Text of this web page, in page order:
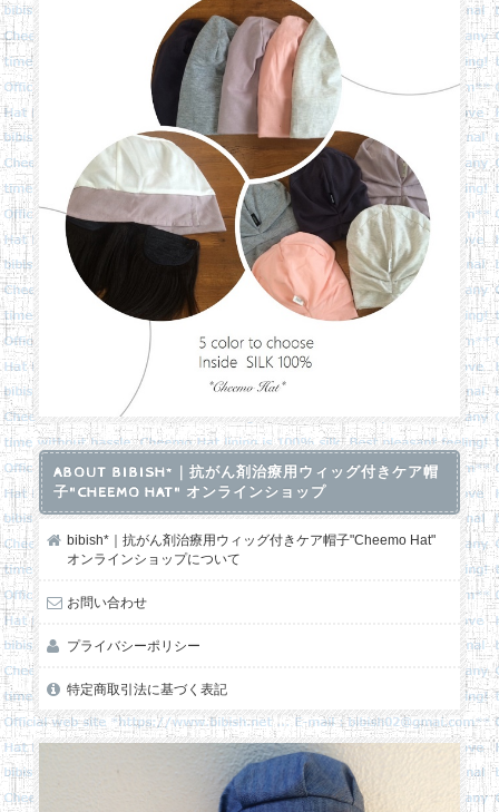
ABOUT BIBISH*｜抗がん剤治療用ウィッグ付きケア帽
子"CHEEMO HAT" オンラインショップ
bibish*｜抗がん剤治療用ウィッグ付きケア帽子"Cheemo Hat"
オンラインショップについて
お問い合わせ
プライバシーポリシー
特定商取引法に基づく表記